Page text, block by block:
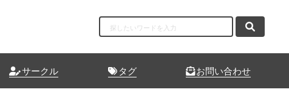
サークル タグ お問い合わせ